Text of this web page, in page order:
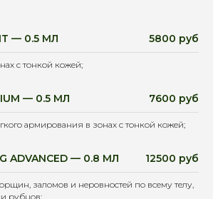
— 0.5 МЛ 5800 руб
с тонкой кожей;
— 0.5 МЛ 7600 руб
армирования в зонах с тонкой кожей;
ADVANCED — 0.8 МЛ 12500 руб
заломов и неровностей по всему телу,
рубцов;